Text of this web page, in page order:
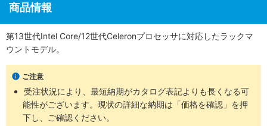
商品情報
第13世代Intel Core/12世代Celeronプロセッサに対応したラックマ
ウントモデル。
ご注意
受注状況により、最短納期がカタログ表記よりも長くなる可
能性がございます。現状の詳細な納期は「価格を確認」を押
下し、ご確認ください。